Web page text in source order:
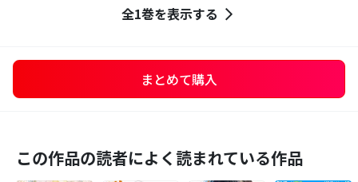
全1巻を表示する
まとめて購入
この作品の読者によく読まれている作品